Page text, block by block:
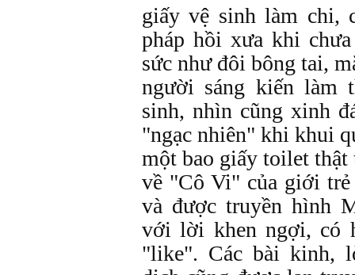
giấy vệ sinh làm chi,
pháp hồi xưa khi
sức như đôi bông tai,
người sáng kiến làm
sinh, nhìn cũng xinh
"ngạc nhiên" khi khui
một bao giấy toilet thật
về "Cô Vi" của giới
và được truyền hình
với lời khen ngợi, có
"like". Các bài kinh,